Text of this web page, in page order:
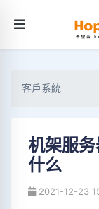
客戶系統
机架服
什么
2021-12-23